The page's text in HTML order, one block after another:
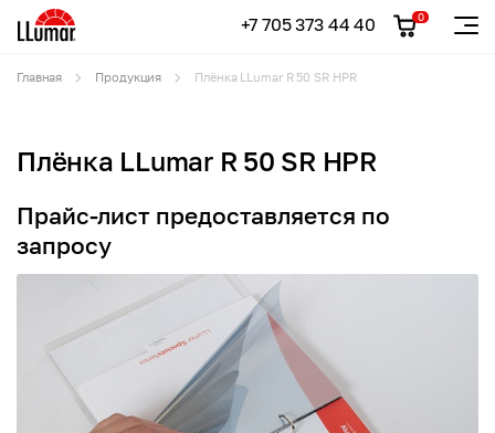
+7 705 373 44 40 0
Главная Продукция Плёнка LLumar R 50 SR HPR
Плёнка LLumar R 50 SR HPR
Прайс-лист предоставляется по
запросу